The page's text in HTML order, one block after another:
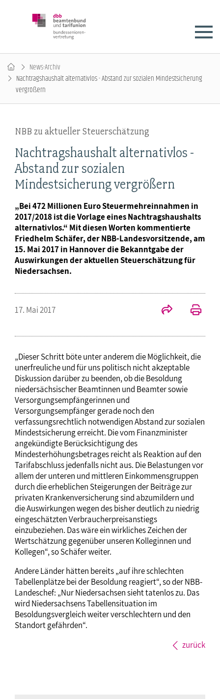
News-Archiv
Nachtragshaushalt alternativlos - Abstand zur sozialen Mindestsicherung
vergrößern
NBB zu aktueller Steuerschätzung
Nachtragshaushalt alternativlos -
Abstand zur sozialen
Mindestsicherung vergrößern
„Bei 472 Millionen Euro Steuermehreinnahmen in
2017/2018 ist die Vorlage eines Nachtragshaushalts
alternativlos.“ Mit diesen Worten kommentierte
Friedhelm Schäfer, der NBB-Landesvorsitzende, am
15. Mai 2017 in Hannover die Bekanntgabe der
Auswirkungen der aktuellen Steuerschätzung für
Niedersachsen.
17. Mai 2017
„Dieser Schritt böte unter anderem die Möglichkeit, die
unerfreuliche und für uns politisch nicht akzeptable
Diskussion darüber zu beenden, ob die Besoldung
niedersächsischer Beamtinnen und Beamter sowie
Versorgungsempfängerinnen und
Versorgungsempfänger gerade noch den
verfassungsrechtlich notwendigen Abstand zur sozialen
Mindestsicherung erreicht. Die vom Finanzminister
angekündigte Berücksichtigung des
Mindesterhöhungsbetrages reicht als Reaktion auf den
Tarifabschluss jedenfalls nicht aus. Die Belastungen vor
allem der unteren und mittleren Einkommensgruppen
durch die erheblichen Steigerungen der Beiträge zur
privaten Krankenversicherung sind abzumildern und
die Auswirkungen wegen des bisher deutlich zu niedrig
eingeschätzten Verbraucherpreisanstiegs
einzubeziehen. Das wäre ein wirkliches Zeichen der
Wertschätzung gegenüber unseren Kolleginnen und
Kollegen“, so Schäfer weiter.
Andere Länder hätten bereits „auf ihre schlechten
Tabellenplätze bei der Besoldung reagiert“, so der NBB-
Landeschef: „Nur Niedersachsen sieht tatenlos zu. Das
wird Niedersachsens Tabellensituation im
Besoldungsvergleich weiter verschlechtern und den
Standort gefährden“.
zurück